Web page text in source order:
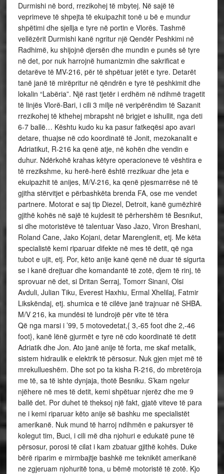
Durmishi në bord, rrezikohej të mbytej. Në sajë të
veprimeve të shpejta të ekuipazhit tonë u bë e mundur
shpëtimi dhe sjellja e tyre në portin e Vlorës. Tashmë
vellëzërit Durmishi kanë ngritur një Qendër Peshkimi në
Radhimë, ku shijojnë djersën dhe mundin e punës së tyre
në det, por nuk harrojnë humanizmin dhe sakrificat e
detarëve të MV-216, për të shpëtuar jetët e tyre. Detarët
tanë janë të mirëpritur në qëndrën e tyre të peshkimit dhe
lokalin “Labëria”. Një rast tjetër i erdhëm në ndihmë tragetit
të linjës Vlorë-Bari, i cili 3 milje në veripërëndim të Sazanit
rrezikohej të kthehej mbrapsht në brigjet e ishullit, nga deti
6-7 ballë… Kështu kudo ku ka pasur fatkeqësi apo avari
detare, thuajse në cdo koordinatë të Jonit, mezokanalit e
Adriatikut, R-216 ka qenë atje, në kohën dhe vendin e
duhur. Ndërkohë krahas këtyre operacioneve të vështira e
të rrezikshme, ku herë-herë është rrezikuar dhe jeta e
ekuipazhit të anijes, M/V-216, ka qenë pjesmarrëse në të
gjitha stërvitjet e përbashkëta brenda FA, ose me vendet
partnere. Motorat e saj tip Diezel, Detroit, kanë gumëzhirë
gjithë kohës në sajë të kujdesit të përhershëm të Besnikut,
si dhe motoristëve të talentuar Vaso Jazo, Viron Breshani,
Roland Cane, Jako Kojani, detar Marenglenit, etj. Me këta
specialistë kemi riparuar difekte në mes të detit, që nga
tubot e ujit, etj. Por, këto anije kanë qenë në duar të sigurta
se i kanë drejtuar dhe komandantë të zotë, djem të rinj, të
sprovuar në det, si Dritan Serraj, Tomorr Sinani, Olsi
Avduli, Julian Tiku, Everest Haxhiu, Ermal Xhelilaj, Fatmir
Likskëndaj, etj. shumica e të cilëve janë trajnuar në SHBA.
M/V 216, ka mundësi të lundrojë për vite të tëra
Që nga marsi i ’99, 5 motovedetat,{ 3,-65 foot dhe 2,-46
foot}, kanë lënë gjurmët e tyre në cdo koordinatë të detit
Adriatik dhe Jon. Ato janë anije të forta, me skaf metalik,
sistem hidraulik e elektrik të përsosur. Nuk gjen mjet më të
mrekullueshëm. Dhe sot po ta kisha R-216, do mbretëroja
me të, sa të ishte dynjaja, thotë Besniku. S’kam ngelur
njëhere në mes të detit, kemi shpëtuar njerëz dhe me 9
ballë det. Por duhet të theksoj një fakt, gjatë viteve të para
ne i kemi riparuar këto anije së bashku me specialistët
amerikanë. Nuk mund të harroj ndihmën e pakursyer të
kolegut tim, Buci, i cili më dha njohuri e edukatë pune të
përsosur, porosi të cilat i kam zbatuar gjithë kohës. Duke
bërë riparim e mirmbajtje bashkë me teknikët amerikanë
ne zgjeruam njohuritë tona, u bëmë motoristë të zotë. Kjo